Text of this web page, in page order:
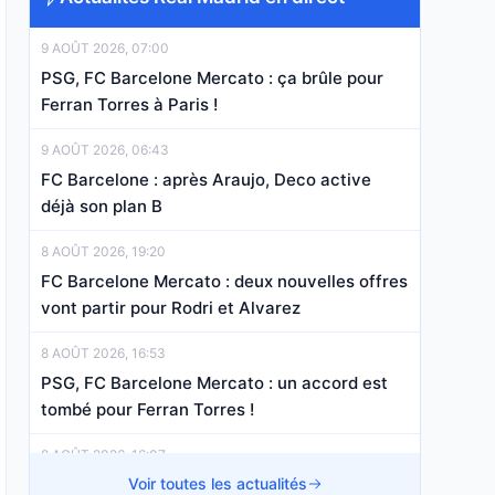
9 AOÛT 2026, 07:00
PSG, FC Barcelone Mercato : ça brûle pour
Ferran Torres à Paris !
9 AOÛT 2026, 06:43
FC Barcelone : après Araujo, Deco active
déjà son plan B
8 AOÛT 2026, 19:20
FC Barcelone Mercato : deux nouvelles offres
vont partir pour Rodri et Alvarez
8 AOÛT 2026, 16:53
PSG, FC Barcelone Mercato : un accord est
tombé pour Ferran Torres !
8 AOÛT 2026, 16:07
FC Barcelone, PSG : on en sait plus sur le
Voir toutes les actualités